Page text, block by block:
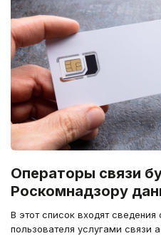
Операторы связи
Роскомнадзору
В этот список входят
пользователя услугами связи